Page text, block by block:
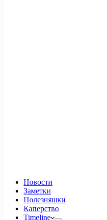
Новости
Заметки
Полезняшки
Каперство
Timeline